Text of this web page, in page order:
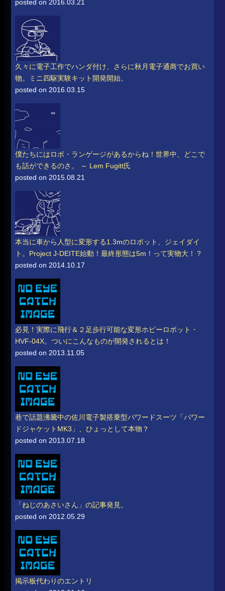
posted on 2016.03.21
久々に電子工作でハンダ付け、さらに秋月電子通商でお買い
物。ミニ四駆実験キット開発開始。
posted on 2016.03.15
僕たちにはロボ・ランゲージがあるからね！世界中、どこで
も話ができるのさ。 ～ Lem Fugitt氏
posted on 2015.08.21
本当に車から人型に変形する1.3mのロボット、ジェイダイ
ト。Project J-DEITE始動！最終形態は5m！って実物大！？
posted on 2014.10.17
必見！実際に飛行＆２足歩行可能な変形ホビーロボット・
HVF-04X。ついにこんなものが開発されるとは！
posted on 2013.11.05
巷で話題沸騰中の佐川電子製搭乗型パワードスーツ「パワー
ドジャケットMK3」、ひょっとして本物？
posted on 2013.07.18
「ねじのあさいさん」の記事発見。
posted on 2012.05.29
掲示板代わりのエントリ